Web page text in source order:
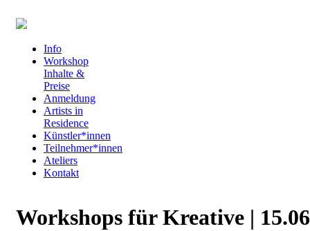
Info
Workshop
Inhalte &
Preise
Anmeldung
Artists in
Residence
Künstler*innen
Teilnehmer*innen
Ateliers
Kontakt
Workshops für Kreative |